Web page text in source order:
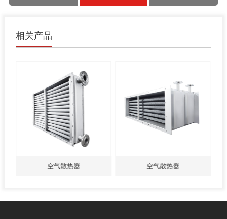
相关产品
空气散热器 空气散热器